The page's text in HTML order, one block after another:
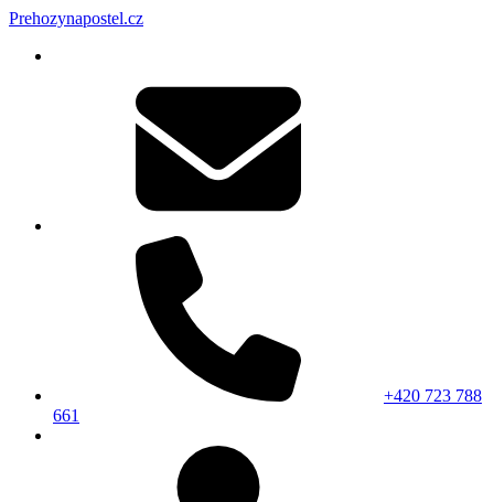
Prehozynapostel.cz
+420 723 788
661